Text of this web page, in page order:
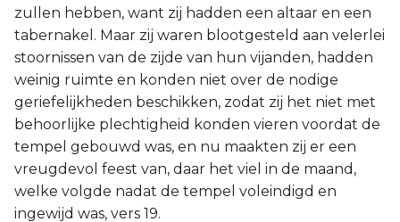
zullen hebben, want zij hadden een altaar en een
tabernakel. Maar zij waren blootgesteld aan velerlei
stoornissen van de zijde van hun vijanden, hadden
weinig ruimte en konden niet over de nodige
geriefelijkheden beschikken, zodat zij het niet met
behoorlijke plechtigheid konden vieren voordat de
tempel gebouwd was, en nu maakten zij er een
vreugdevol feest van, daar het viel in de maand,
welke volgde nadat de tempel voleindigd en
ingewijd was, vers 19.